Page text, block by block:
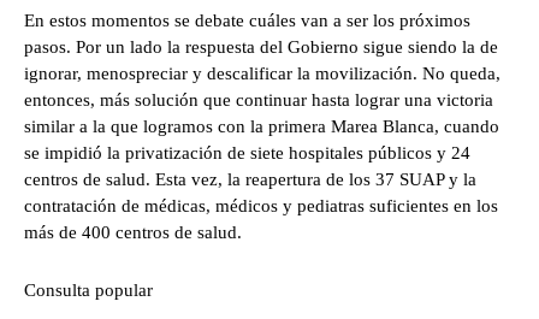
En estos momentos se debate cuáles van a ser los próximos
pasos. Por un lado la respuesta del Gobierno sigue siendo la de
ignorar, menospreciar y descalificar la movilización. No queda,
entonces, más solución que continuar hasta lograr una victoria
similar a la que logramos con la primera Marea Blanca, cuando
se impidió la privatización de siete hospitales públicos y 24
centros de salud. Esta vez, la reapertura de los 37 SUAP y la
contratación de médicas, médicos y pediatras suficientes en los
más de 400 centros de salud.
Consulta popular